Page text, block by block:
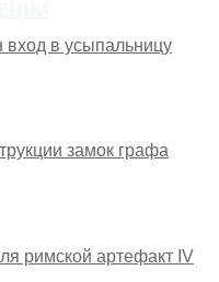
вход в усыпальницу
замок графа
римской артефакт IV